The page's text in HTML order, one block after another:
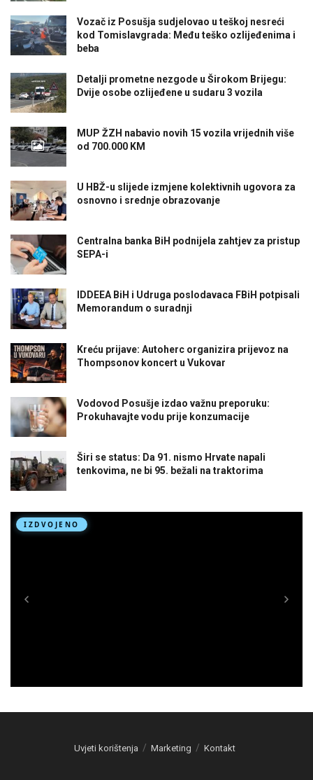
Vozač iz Posušja sudjelovao u teškoj nesreći
kod Tomislavgrada: Među teško ozlijeđenima i
beba
Detalji prometne nezgode u Širokom Brijegu:
Dvije osobe ozlijeđene u sudaru 3 vozila
MUP ŽZH nabavio novih 15 vozila vrijednih više
od 700.000 KM
U HBŽ-u slijede izmjene kolektivnih ugovora za
osnovno i srednje obrazovanje
Centralna banka BiH podnijela zahtjev za pristup
SEPA-i
IDDEEA BiH i Udruga poslodavaca FBiH potpisali
Memorandum o suradnji
Kreću prijave: Autoherc organizira prijevoz na
Thompsonov koncert u Vukovar
Vodovod Posušje izdao važnu preporuku:
Prokuhavajte vodu prije konzumacije
Širi se status: Da 91. nismo Hrvate napali
tenkovima, ne bi 95. bežali na traktorima
Uvjeti korištenja Marketing Kontakt